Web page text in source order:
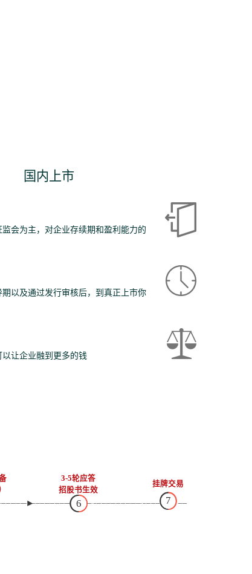
国内上市
会为主，对企业存续期和盈利能力的
以及通过发行审核后，到真正上市你
让企业融到更多的钱
3-5轮应答
招股书生效
6
挂牌交易
7